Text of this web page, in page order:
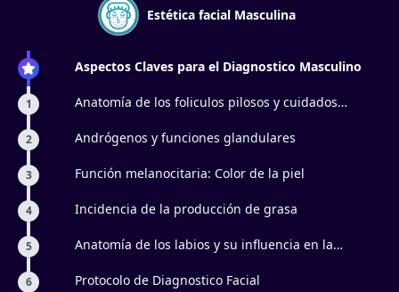
Estética facial Masculina
Aspectos Claves para el Diagnostico Masculino
1
Anatomía de los foliculos pilosos y cuidados
2 Andrógenos y funciones glandulares
3 Función melanocitaria: Color de la piel
4 Incidencia de la producción de grasa
5
Anatomía de los labios y su influencia en la
6 Protocolo de Diagnostico Facial